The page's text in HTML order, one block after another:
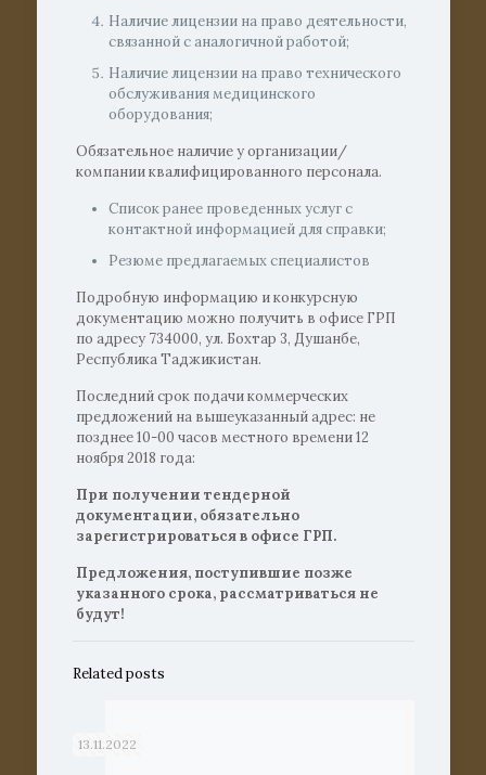
Наличие лицензии на право деятельности,
связанной с аналогичной работой;
Наличие лицензии на право технического
обслуживания медицинского
оборудования;
Обязательное наличие у организации/
компании квалифицированного персонала.
Список ранее проведенных услуг с
контактной информацией для справки;
Резюме предлагаемых специалистов
Подробную информацию и конкурсную
документацию можно получить в офисе ГРП
по адресу 734000, ул. Бохтар 3, Душанбе,
Республика Таджикистан.
Последний срок подачи коммерческих
предложений на вышеуказанный адрес: не
позднее 10-00 часов местного времени 12
ноября 2018 года:
При получении тендерной
документации, обязательно
зарегистрироваться в офисе ГРП.
Предложения, поступившие позже
указанного срока, рассматриваться не
будут!
Related posts
13.11.2022